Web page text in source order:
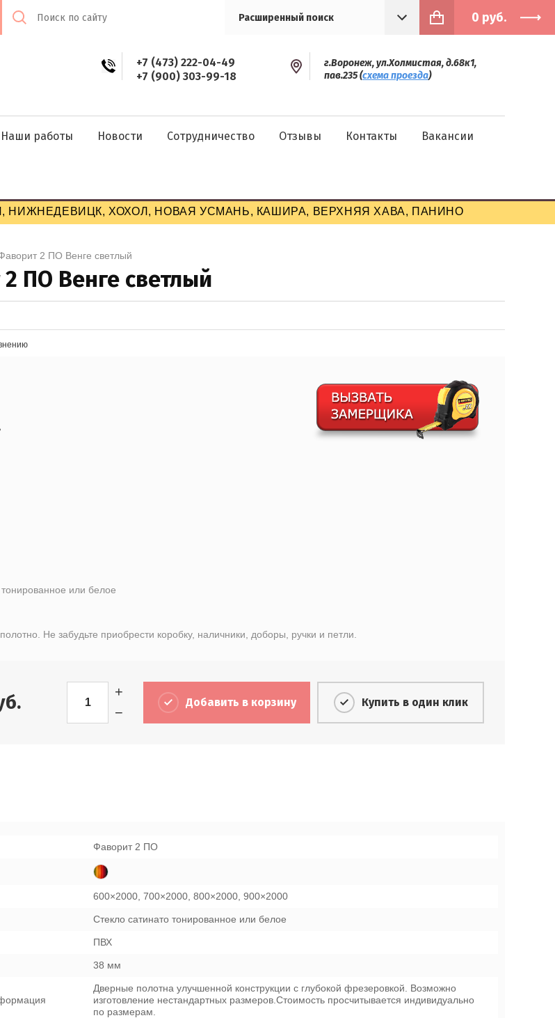
Расширенный поиск 0 руб.
+7 (473) 222-04-49
+7 (900) 303-99-18
г.Воронеж, ул.Холмистая, д.68к1,
пав.235 (схема проезда)
Наши работы Новости Сотрудничество Отзывы Контакты Вакансии
ХОХОЛ, НОВАЯ УСМАНЬ, КАШИРА, ВЕРХНЯЯ ХАВА, ПАНИНО
2 ПО Венге светлый
ПО Венге светлый
или белое
Не забудьте приобрести коробку, наличники, доборы, ручки и петли.
−
+
Добавить в корзину Купить в один клик
Фаворит 2 ПО
600×2000, 700×2000, 800×2000, 900×2000
Стекло сатинато тонированное или белое
ПВХ
38 мм
Дверные полотна улучшенной конструкции с глубокой фрезеровкой. Возможно
изготовление нестандартных размеров.Стоимость просчитывается индивидуально
по размерам.